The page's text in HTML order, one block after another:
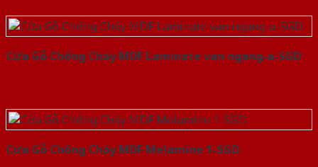
Cửa Gỗ Chống Cháy MDF Laminate van ngang-a-SGD
Cửa Gỗ Chống Cháy MDF Melamine 1-SGD